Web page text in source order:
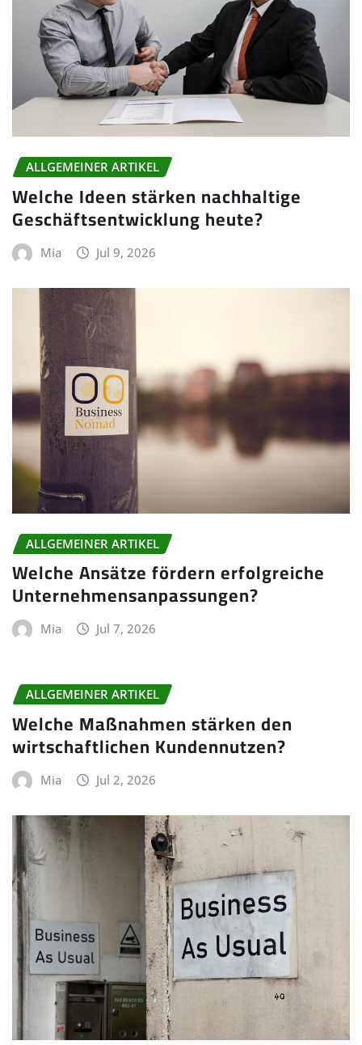
ALLGEMEINER ARTIKEL
Welche Ideen stärken nachhaltige
Geschäftsentwicklung heute?
Mia Jul 9, 2026
ALLGEMEINER ARTIKEL
Welche Ansätze fördern erfolgreiche
Unternehmensanpassungen?
Mia Jul 7, 2026
ALLGEMEINER ARTIKEL
Welche Maßnahmen stärken den
wirtschaftlichen Kundennutzen?
Mia Jul 2, 2026